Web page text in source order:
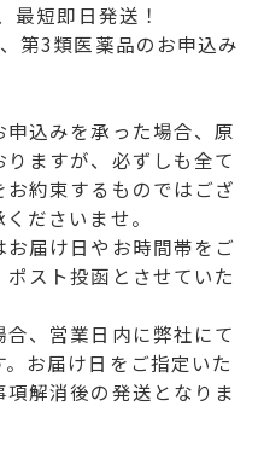
短即日発送！
第3類医薬品のお申込み
込みを承った場合、原
ますが、必ずしも全て
約束するものではござ
ださいませ。
届け日やお時間帯をご
スト投函とさせていた
、営業日内に弊社にて
お届け日をご指定いた
解消後の発送となりま